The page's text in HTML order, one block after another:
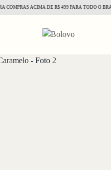
ACIMA DE R$ 499 PARA TODO O BRASIL